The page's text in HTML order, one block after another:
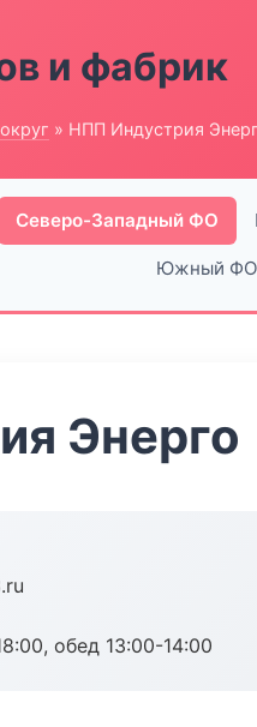
и фабрик
» НПП Индустрия
Северо-Западный ФО
Южный ФО
Энерго
обед 13:00-14:00